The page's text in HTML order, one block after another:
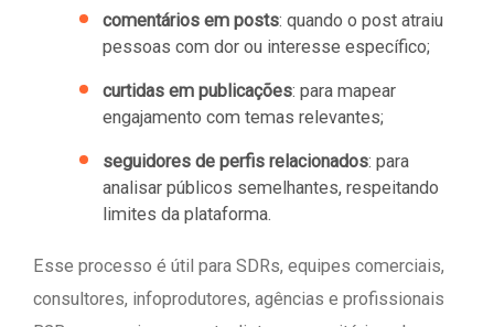
comentários em posts: quando o post atraiu
pessoas com dor ou interesse específico;
curtidas em publicações: para mapear
engajamento com temas relevantes;
seguidores de perfis relacionados: para
analisar públicos semelhantes, respeitando
limites da plataforma.
Esse processo é útil para SDRs, equipes comerciais,
consultores, infoprodutores, agências e profissionais